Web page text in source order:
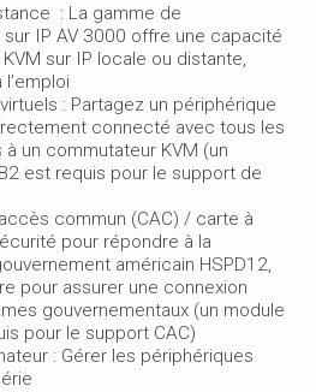
: La gamme de
IP AV 3000 offre une capacité
sur IP locale ou distante,
: Partagez un périphérique
connecté avec tous les
un commutateur KVM (un
est requis pour le support de
commun (CAC) / carte à
pour répondre à la
américain HSPD12,
pour assurer une connexion
gouvernementaux (un module
pour le support CAC)
: Gérer les périphériques